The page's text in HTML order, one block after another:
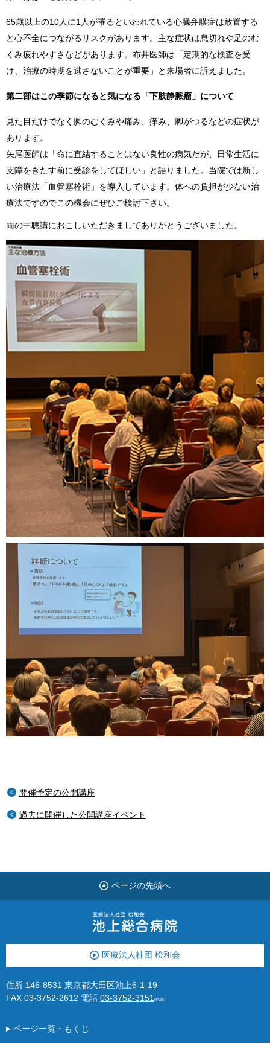
65歳以上の10人に1人が罹るといわれている心臓弁膜症は放置する
と心不全につながるリスクがあります。主な症状は息切れや足のむ
くみ疲れやすさなどがあります。布井医師は「定期的な検査を受
け、治療の時期を逃さないことが重要」と来場者に訴えました。
第二部はこの季節になると気になる「下肢静脈瘤」について
見た目だけでなく脚のむくみや痛み、痒み、脚がつるなどの症状が
あります。
矢尾医師は「命に直結することはない良性の病気だが、日常生活に
支障をきたす前に受診をしてほしい」と語りました。当院では新し
い治療法「血管塞栓術」を導入しています。体への負担が少ない治
療法ですのでこの機会にぜひご検討下さい。
雨の中聴講におこしいただきましてありがとうございました。
開催予定の公開講座
過去に開催した公開講座イベント
ページの先頭へ
医療法人社団 松和会
住所 146-8531 東京都大田区池上6-1-19
FAX 03-3752-2612 電話 03-3752-3151 (代表)
ページ一覧・もくじ